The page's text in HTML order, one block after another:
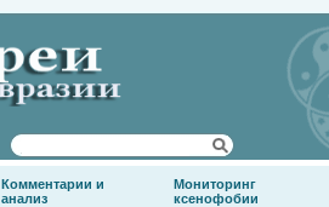
Комментарии и
анализ
Мониторинг
ксенофобии